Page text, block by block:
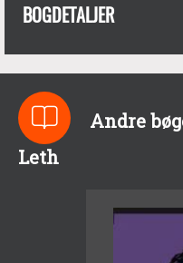
BOGDETALJER
Andre
Leth